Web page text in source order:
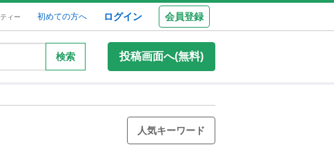
ィー 初めての方へ ログイン 会員登録
検索 投稿画面へ(無料)
人気キーワード